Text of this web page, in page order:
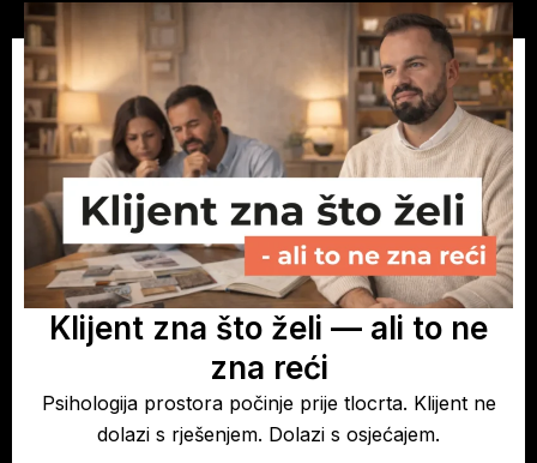
Klijent zna što želi — ali to ne
zna reći
Psihologija prostora počinje prije tlocrta. Klijent ne
dolazi s rješenjem. Dolazi s osjećajem.